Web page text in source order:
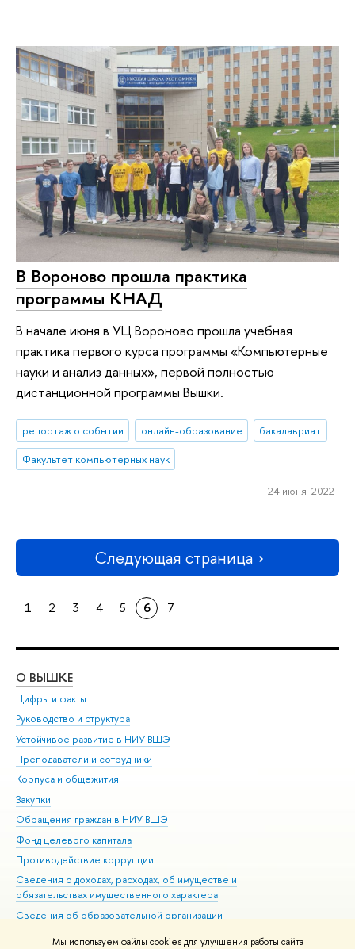
Мы используем файлы cookies для улучшения работы сайта
В Вороново прошла практика
программы КНАД
В начале июня в УЦ Вороново прошла учебная
практика первого курса программы «Компьютерные
науки и анализ данных», первой полностью
дистанционной программы Вышки.
репортаж о событии онлайн-образование
бакалавриат
Факультет компьютерных наук
24 июня 2022
Следующая страница
1 2 3 4 5 6 7
О ВЫШКЕ
Цифры и факты
Руководство и структура
Устойчивое развитие в НИУ ВШЭ
Преподаватели и сотрудники
Корпуса и общежития
Закупки
Обращения граждан в НИУ ВШЭ
Фонд целевого капитала
Противодействие коррупции
Сведения о доходах, расходах, об имуществе и
обязательствах имущественного характера
Сведения об образовательной организации
Людям с ограниченными возможностями здоровья